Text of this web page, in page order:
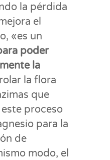
la pérdida
el
«es un
poder
la
la flora
que
proceso
para la
de
modo, el